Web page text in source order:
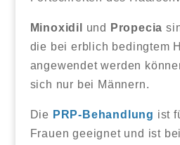
Minoxidil und Propecia
die bei erblich bedingtem
angewendet werden
sich nur bei Männern.
Die PRP-Behandlung ist
Frauen geeignet und ist